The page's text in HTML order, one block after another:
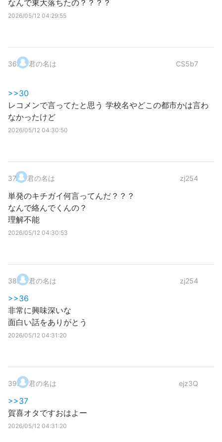
なんで東大落ちたの？？？？
2026/05/12 04:29:55
36. 君の名は CS5b7
>>30
レコメンで言ってたと思う 学校名やどこの都市かは言わ
なかったけど
2026/05/12 04:30:50
37. 君の名は zj254
単発のキチガイ何言ってんだ？？？
なんで絡んでくんの？
理解不能
2026/05/12 04:30:53
38. 君の名は zj254
>>36
非常に興味深いな
面白い話をありがとう
2026/05/12 04:31:20
39. 君の名は ejz3Q
>>37
賀喜オタですおはよー
2026/05/12 04:31:20